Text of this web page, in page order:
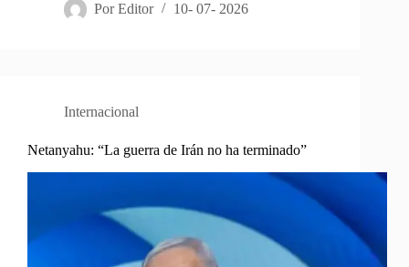
Por Editor 10- 07- 2026
Internacional
Netanyahu: “La guerra de Irán no ha terminado”